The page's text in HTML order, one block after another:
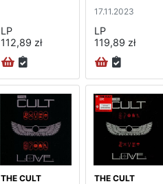
LP
112,89 zł
17.11.2023
LP
119,89 zł
THE CULT
THE CULT